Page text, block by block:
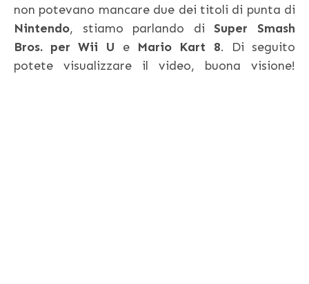
non potevano mancare due dei titoli di punta di
Nintendo, stiamo parlando di Super Smash
Bros. per Wii U e Mario Kart 8. Di seguito
potete visualizzare il video, buona visione!